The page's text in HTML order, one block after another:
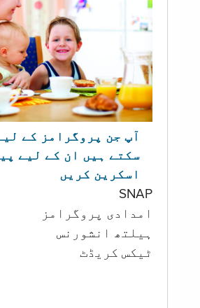
آپ جن پروگرامز کے
سکتے ہیں ان کے لیے
اسکرین کریں
SNAP
امدادی پروگرامز
‏ہیلتھ انشورنس
ٹیکس کریڈٹ